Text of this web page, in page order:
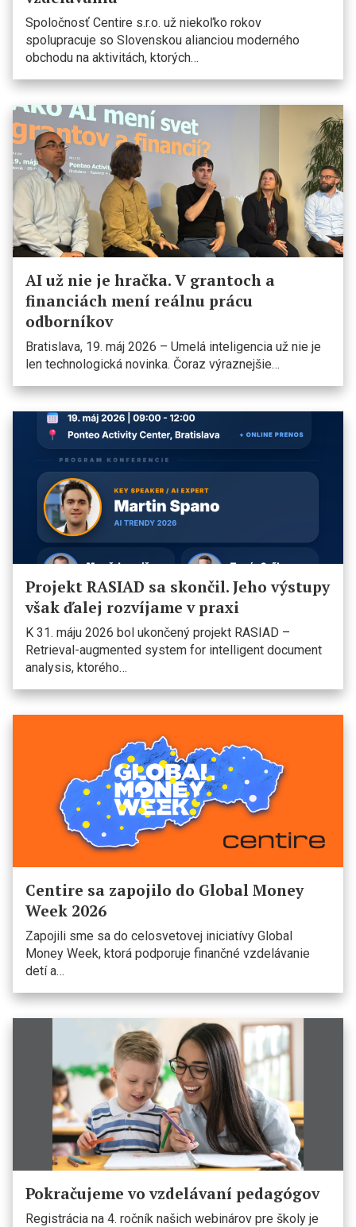
Spoločnosť Centire s.r.o. už niekoľko rokov
spolupracuje so Slovenskou alianciou moderného
obchodu na aktivitách, ktorých…
AI už nie je hračka. V grantoch a
financiách mení reálnu prácu
odborníkov
Bratislava, 19. máj 2026 – Umelá inteligencia už nie je
len technologická novinka. Čoraz výraznejšie…
Projekt RASIAD sa skončil. Jeho výstupy
však ďalej rozvíjame v praxi
K 31. máju 2026 bol ukončený projekt RASIAD –
Retrieval-augmented system for intelligent document
analysis, ktorého…
Centire sa zapojilo do Global Money
Week 2026
Zapojili sme sa do celosvetovej iniciatívy Global
Money Week, ktorá podporuje finančné vzdelávanie
detí a…
Pokračujeme vo vzdelávaní pedagógov
Registrácia na 4. ročník našich webinárov pre školy je